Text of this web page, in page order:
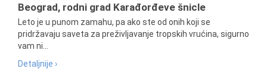
Beograd, rodni grad Karađorđeve šnicle
Leto je u punom zamahu, pa ako ste od onih koji se
pridržavaju saveta za preživljavanje tropskih vrućina, sigurno
vam ni...
Detaljnije ›